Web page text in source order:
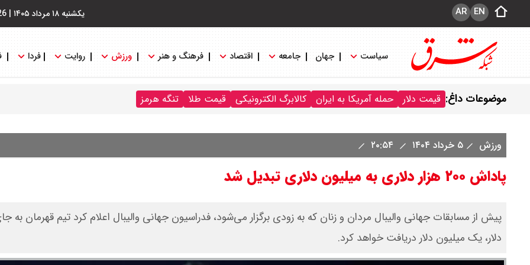
یکشنبه ۱۸ مرداد ۱۴۰۵ | EN
AR
سیاست جهان جامعه اقتصاد فرهنگ و هنر ورزش روایت فردا
موضوعات داغ: قیمت دلار حمله آمریکا به ایران کالابرگ الکترونیکی قیمت طلا تنگه هرمز
ورزش ۵ خرداد ۱۴۰۴
پاداش‌ ۲۰۰ هزار دلاری به میلیون دلاری تبدیل شد
دلار، یک میلیون دلار دریافت خواهد کرد.